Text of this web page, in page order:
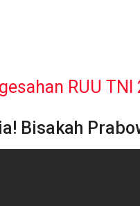
RUU TNI
Bisakah